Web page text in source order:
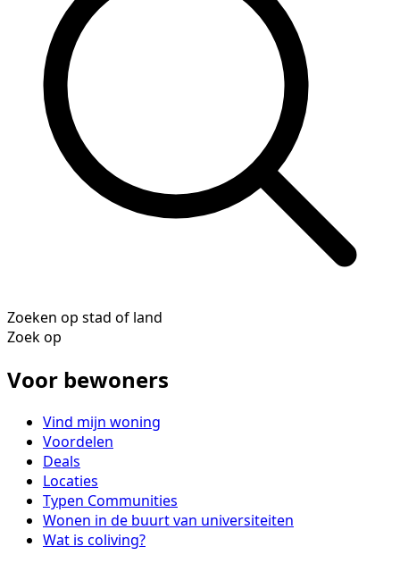
Zoeken op stad of land
Zoek op
Voor bewoners
Vind mijn woning
Voordelen
Deals
Locaties
Typen Communities
Wonen in de buurt van universiteiten
Wat is coliving?